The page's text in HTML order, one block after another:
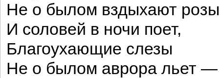
Не о былом вздыхают розы
И соловей в ночи поет,
Благоухающие слезы
Не о былом аврора льет —